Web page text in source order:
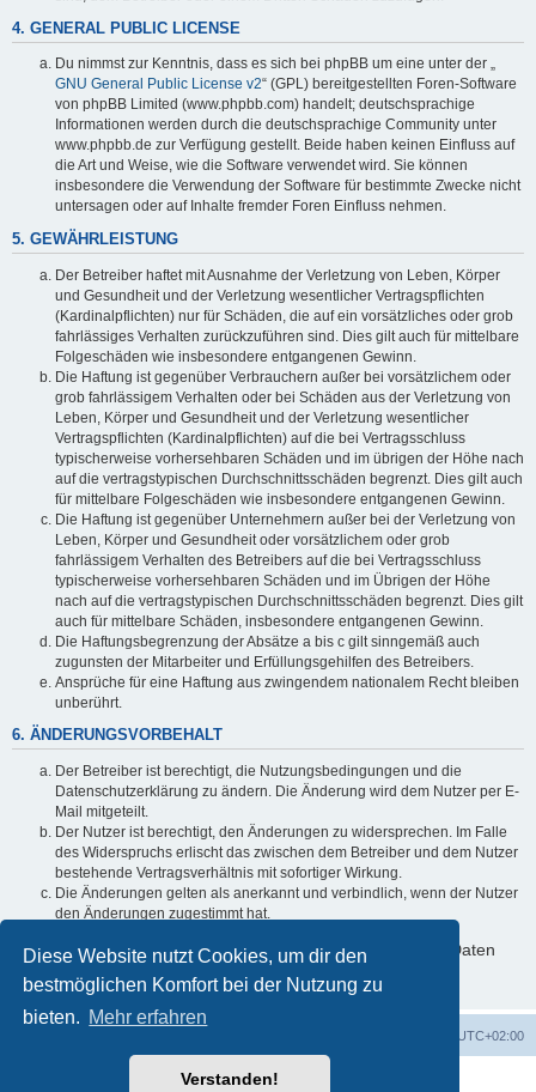
Diese Website nutzt Cookies, um dir den
bestmöglichen Komfort bei der Nutzung zu
bieten. Mehr erfahren
Verstanden!
4. GENERAL PUBLIC LICENSE
Du nimmst zur Kenntnis, dass es sich bei phpBB um eine unter der „
GNU General Public License v2“ (GPL) bereitgestellten Foren-Software
von phpBB Limited (www.phpbb.com) handelt; deutschsprachige
Informationen werden durch die deutschsprachige Community unter
www.phpbb.de zur Verfügung gestellt. Beide haben keinen Einfluss auf
die Art und Weise, wie die Software verwendet wird. Sie können
insbesondere die Verwendung der Software für bestimmte Zwecke nicht
untersagen oder auf Inhalte fremder Foren Einfluss nehmen.
5. GEWÄHRLEISTUNG
Der Betreiber haftet mit Ausnahme der Verletzung von Leben, Körper
und Gesundheit und der Verletzung wesentlicher Vertragspflichten
(Kardinalpflichten) nur für Schäden, die auf ein vorsätzliches oder grob
fahrlässiges Verhalten zurückzuführen sind. Dies gilt auch für mittelbare
Folgeschäden wie insbesondere entgangenen Gewinn.
Die Haftung ist gegenüber Verbrauchern außer bei vorsätzlichem oder
grob fahrlässigem Verhalten oder bei Schäden aus der Verletzung von
Leben, Körper und Gesundheit und der Verletzung wesentlicher
Vertragspflichten (Kardinalpflichten) auf die bei Vertragsschluss
typischerweise vorhersehbaren Schäden und im übrigen der Höhe nach
auf die vertragstypischen Durchschnittsschäden begrenzt. Dies gilt auch
für mittelbare Folgeschäden wie insbesondere entgangenen Gewinn.
Die Haftung ist gegenüber Unternehmern außer bei der Verletzung von
Leben, Körper und Gesundheit oder vorsätzlichem oder grob
fahrlässigem Verhalten des Betreibers auf die bei Vertragsschluss
typischerweise vorhersehbaren Schäden und im Übrigen der Höhe
nach auf die vertragstypischen Durchschnittsschäden begrenzt. Dies gilt
auch für mittelbare Schäden, insbesondere entgangenen Gewinn.
Die Haftungsbegrenzung der Absätze a bis c gilt sinngemäß auch
zugunsten der Mitarbeiter und Erfüllungsgehilfen des Betreibers.
Ansprüche für eine Haftung aus zwingendem nationalem Recht bleiben
unberührt.
6. ÄNDERUNGSVORBEHALT
Der Betreiber ist berechtigt, die Nutzungsbedingungen und die
Datenschutzerklärung zu ändern. Die Änderung wird dem Nutzer per E-
Mail mitgeteilt.
Der Nutzer ist berechtigt, den Änderungen zu widersprechen. Im Falle
des Widerspruchs erlischt das zwischen dem Betreiber und dem Nutzer
bestehende Vertragsverhältnis mit sofortiger Wirkung.
Die Änderungen gelten als anerkannt und verbindlich, wenn der Nutzer
den Änderungen zugestimmt hat.
Informationen über den Umgang mit deinen persönlichen Daten
sind in der Datenschutzerklärung enthalten.
UTC+02:00
Powered byphpBB® Forum Software © phpBB Limited